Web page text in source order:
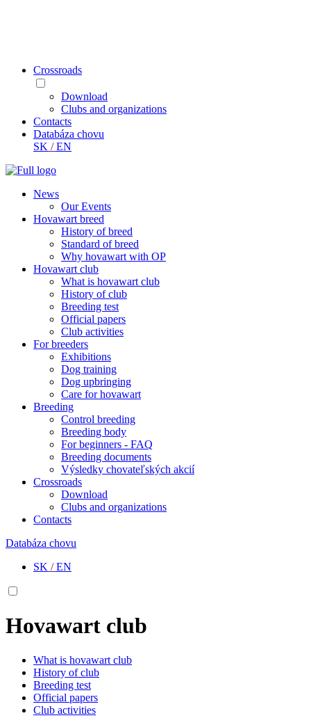
Crossroads
Download
Clubs and organizations
Contacts
Databáza chovu
SK /EN
News
Our Events
Hovawart breed
History of breed
Standard of breed
Why hovawart with OP
Hovawart club
What is hovawart club
History of club
Breeding test
Official papers
Club activities
For breeders
Exhibitions
Dog training
Dog upbringing
Care for hovawart
Breeding
Control breeding
Breeding body
For beginners - FAQ
Breeding documents
Výsledky chovateľských akcií
Crossroads
Download
Clubs and organizations
Contacts
Databáza chovu
SK /EN
Hovawart club
What is hovawart club
History of club
Breeding test
Official papers
Club activities